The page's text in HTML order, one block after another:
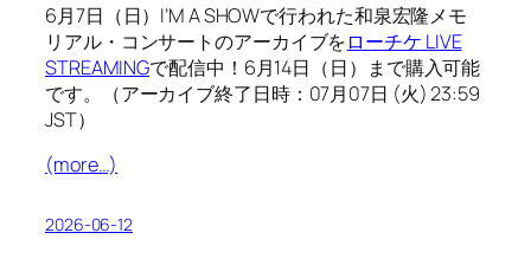
6月7日（日）I’M A SHOWで行われた和泉宏隆メモ
リアル・コンサートのアーカイブをローチケ LIVE
STREAMINGで配信中！6月14日（日）まで購入可能
です。（アーカイブ終了日時：07月07日 (火) 23:59
JST）
(more…)
2026-06-12